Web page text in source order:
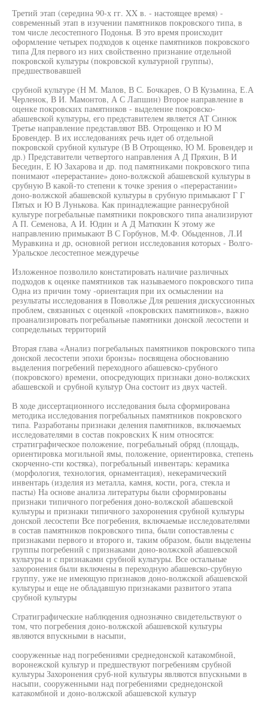
Третий этап (середина 90-х гг. XX в. - настоящее время) -
современный этап в изучении памятников покровского типа, в
том числе лесостепного Подонья. В это время происходит
оформление четырех подходов к оценке памятников покровского
типа Для первого из них свойственно признание отдельной
покровской культуры (покровской культурной группы),
предшествовавшей
срубной культуре (Н М. Малов, В С. Бочкарев, О В Кузьмина, Е.А
Черленок, В И. Мамонтов, А С Лапшин) Второе направление в
оценке покровских памятников - выделение покровско-
абашевской культуры, его представителем является АТ Синюк
Третье направление представляют ВВ. Отрощенко и Ю М
Бровендер. В их исследованиях речь идет об отдельной
покровской срубной культуре (В В Отрощенко, Ю М. Бровендер и
др.) Представители четвертого направления А Д Пряхин, В И
Беседин, Е Ю Захарова и др. под памятниками покровского типа
понимают «перерастание» доно-волжской абашевской культуры в
срубную В какой-то степени к точке зрения о «перерастании»
доно-волжской абашевской культуры в срубную примыкают Г Г
Пятых и Ю В Лунькова. Как принадлежащие раннесрубной
культуре погребальные памятники покровского типа анализируют
А П. Семенова, А И. Юдин и А Д Матюхин К этому же
направлению примыкают В С Горбунов, М.Ф. Обыденнов, Л.И
Муравкина и др, основной регион исследования которых - Волго-
Уральское лесостепное междуречье
Изложенное позволило констатировать наличие различных
подходов к оценке памятников так называемого покровского типа
Одна из причин тому -ориентация при их осмыслении на
результаты исследования в Поволжье Для решения дискуссионных
проблем, связанных с оценкой «покровских памятников», важно
проанализировать погребальные памятники донской лесостепи и
сопредельных территорий
Вторая глава «Анализ погребальных памятников покровского типа
донской лесостепи эпохи бронзы» посвящена обоснованию
выделения погребений переходного абашевско-срубного
(покровского) времени, опосредующих признаки доно-волжских
абашевской и срубной культур Она состоит из двух частей.
В ходе диссертационного исследования была сформирована
методика исследования погребальных памятников покровского
типа. Разработаны признаки деления памятников, включаемых
исследователями в состав покровских К ним относятся:
стратиграфическое положение, погребальный обряд (площадь,
ориентировка могильной ямы, положение, ориентировка, степень
скорченно-сти костяка), погребальный инвентарь: керамика
(морфология, технология, орнаментация), некерамический
инвентарь (изделия из металла, камня, кости, рога, стекла и
пасты) На основе анализа литературы были сформированы
признаки типичного погребения доно-волжской абашевской
культуры и признаки типичного захоронения срубной культуры
донской лесостепи Все погребения, включаемые исследователями
в состав памятников покровского типа, были сопоставлены с
признаками первого и второго и, таким образом, были выделены
группы погребений с признаками доно-волжской абашевской
культуры и с признаками срубной культуры. Все остальные
захоронения были включены в переходную абашевско-срубную
группу, уже не имеющую признаков доно-волжской абашевской
культуры и еще не обладавшую признаками развитого этапа
срубной культуры
Стратиграфические наблюдения однозначно свидетельствуют о
том, что погребения доно-волжской абашевской культуры
являются впускными в насыпи,
сооруженные над погребениями среднедонской катакомбной,
воронежской культур и предшествуют погребениям срубной
культуры Захоронения сруб-ной культуры являются впускными в
насыпи, сооруженными над погребениями среднедонской
катакомбной и доно-волжской абашевской культур